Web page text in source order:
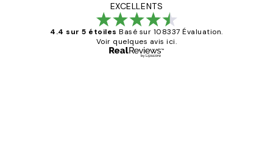
EXCELLENTS
4.4 sur 5 étoiles Basé sur 108337 Évaluation.
Voir quelques avis ici.